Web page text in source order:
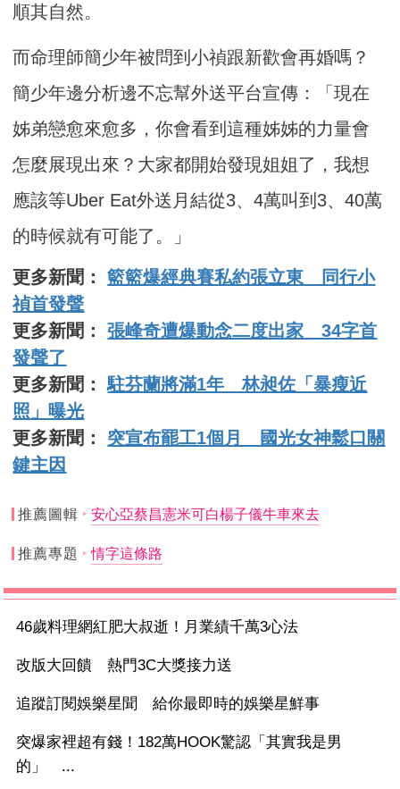
順其自然。
而命理師簡少年被問到小禎跟新歡會再婚嗎？
簡少年邊分析邊不忘幫外送平台宣傳：「現在
姊弟戀愈來愈多，你會看到這種姊姊的力量會
怎麼展現出來？大家都開始發現姐姐了，我想
應該等Uber Eat外送月結從3、4萬叫到3、40萬
的時候就有可能了。」
更多新聞：籃籃爆經典賽私約張立東 同行小
禎首發聲
更多新聞：張峰奇遭爆動念二度出家 34字首
發聲了
更多新聞：駐芬蘭將滿1年 林昶佐「暴瘦近
照」曝光
更多新聞： 突宣布罷工1個月 國光女神鬆口關
鍵主因
推薦圖輯 安心亞蔡昌憲米可白楊子儀牛車來去
推薦專題 情字這條路
46歲料理網紅肥大叔逝！月業績千萬3心法
改版大回饋 熱門3C大獎接力送
追蹤訂閱娛樂星聞 給你最即時的娛樂星鮮事
突爆家裡超有錢！182萬HOOK驚認「其實我是男
的」 ...